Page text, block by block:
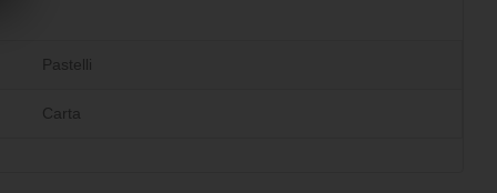
Pastelli
Carta